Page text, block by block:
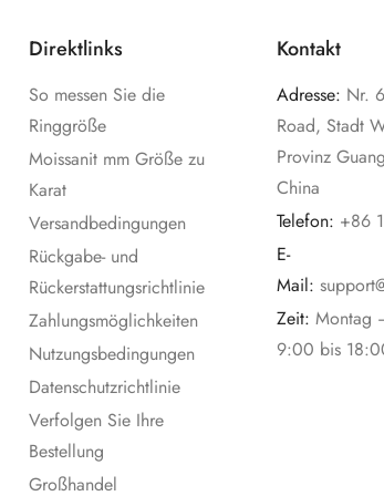
Direktlinks
So messen Sie die
Ringgröße
Moissanit mm Größe zu
Karat
Versandbedingungen
Rückgabe- und
Rückerstattungsrichtlinie
Zahlungsmöglichkeiten
Nutzungsbedingungen
Datenschutzrichtlinie
Verfolgen Sie Ihre
Bestellung
Großhandel
Kontakt
Adresse: Nr.
Road, Stadt
Provinz
China
Telefon: +86
E-
Mail:
Zeit: Montag
9:00 bis